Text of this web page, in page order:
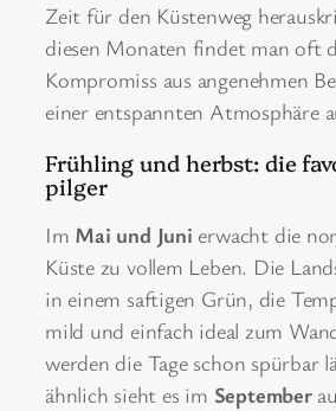
Zeit für den Küstenweg
diesen Monaten findet man oft
Kompromiss aus angenehmen
einer entspannten Atmosphäre
Frühling und herbst: die
pilger
Im Mai und Juni erwacht die
Küste zu vollem Leben. Die
in einem saftigen Grün, die
mild und einfach ideal zum
werden die Tage schon spürbar
ähnlich sieht es im September